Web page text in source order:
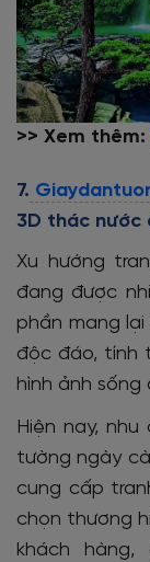
>> Xem thêm:
7.
3D thác nước
Xu hướng
đang được
phần mang
độc đáo, tính
hình ảnh sống
Hiện nay,
tường ngày
cung cấp
chọn thương
khách hàng,